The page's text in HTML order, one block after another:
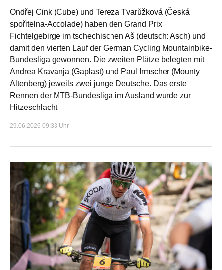
Ondřej Cink (Cube) und Tereza Tvarůžková (Česká
spořitelna-Accolade) haben den Grand Prix
Fichtelgebirge im tschechischen Aš (deutsch: Asch) und
damit den vierten Lauf der German Cycling Mountainbike-
Bundesliga gewonnen. Die zweiten Plätze belegten mit
Andrea Kravanja (Gaplast) und Paul Irmscher (Mounty
Altenberg) jeweils zwei junge Deutsche. Das erste
Rennen der MTB-Bundesliga im Ausland wurde zur
Hitzeschlacht
29.06.2026 09:33 Uhr